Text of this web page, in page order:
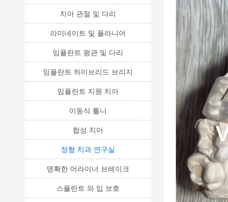
치아 관절 및 다리
라미네이트 및 플라니어
임플란트 왕관 및 다리
임플란트 하이브리드 브리지
임플란트 지원 치아
이동식 틀니
합성 치아
정형 치과 연구실
명확한 어라이너 브레이크
스플린트 와 입 보호